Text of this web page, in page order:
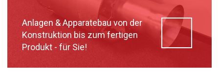
Anlagen & Apparatebau von der
Konstruktion bis zum fertigen
Produkt - für Sie!